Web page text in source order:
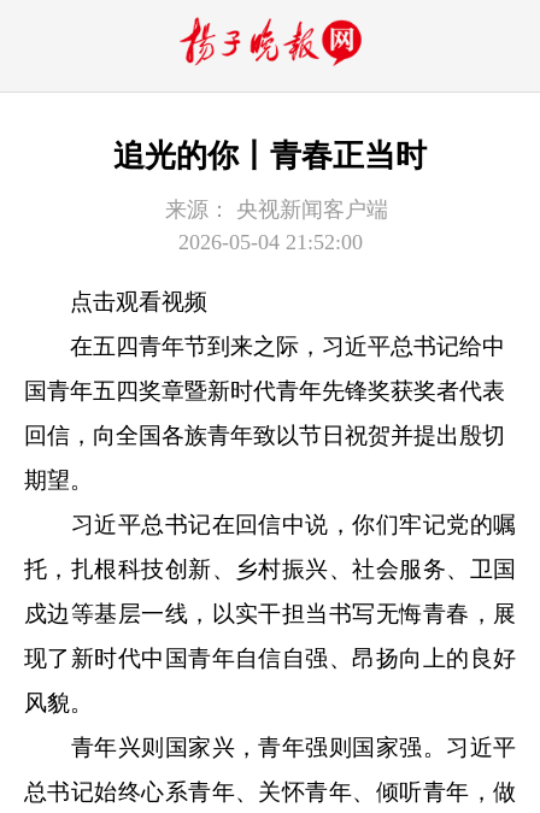
追光的你丨青春正当时
来源：
央视新闻客户端
2026-05-04 21:52:00
点击观看视频
在五四青年节到来之际，习近平总书记给中
国青年五四奖章暨新时代青年先锋奖获奖者代表
回信，向全国各族青年致以节日祝贺并提出殷切
期望。
习近平总书记在回信中说，你们牢记党的嘱
托，扎根科技创新、乡村振兴、社会服务、卫国
戍边等基层一线，以实干担当书写无悔青春，展
现了新时代中国青年自信自强、昂扬向上的良好
风貌。
青年兴则国家兴，青年强则国家强。习近平
总书记始终心系青年、关怀青年、倾听青年，做